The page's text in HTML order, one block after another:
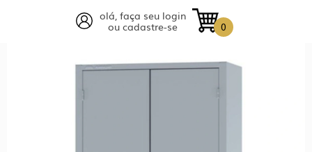
0
olá, faça seu login
ou cadastre-se